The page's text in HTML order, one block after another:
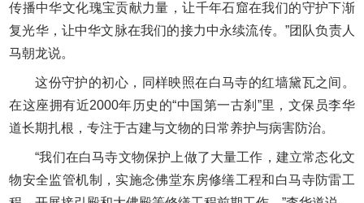
传播中华文化瑰宝贡献力量，让千年石窟在我们的守护下渐
复光华，让中华文脉在我们的接力中永续流传。”团队负责人
马朝龙说。
这份守护的初心，同样映照在白马寺的红墙黛瓦之间。
在这座拥有近2000年历史的“中国第一古刹”里，文保员李华
道长期扎根，专注于古建与文物的日常养护与病害防治。
“我们在白马寺文物保护上做了大量工作，建立常态化文
物安全监管机制，实施念佛堂东房修缮工程和白马寺防雷工